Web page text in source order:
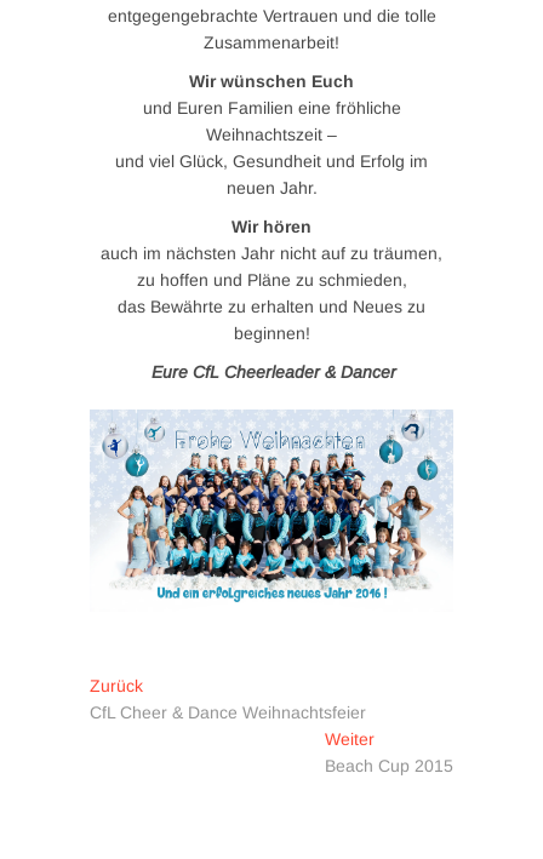
entgegengebrachte Vertrauen und die tolle
Zusammenarbeit!
Wir wünschen Euch
und Euren Familien eine fröhliche
Weihnachtszeit –
und viel Glück, Gesundheit und Erfolg im
neuen Jahr.
Wir hören
auch im nächsten Jahr nicht auf zu träumen,
zu hoffen und Pläne zu schmieden,
das Bewährte zu erhalten und Neues zu
beginnen!
Eure CfL Cheerleader & Dancer
Beitragsnavigation
ZurückVorheriger
Beitrag:
CfL Cheer & Dance Weihnachtsfeier
WeiterNächster
Beitrag:
Beach Cup 2015